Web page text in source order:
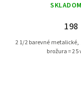
SKLADOM
2 1/2 barevné metalické,
brožura = 25